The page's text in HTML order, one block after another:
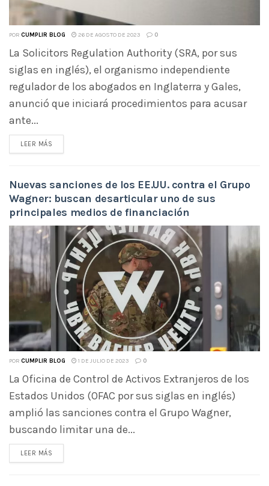
POR CUMPLIR BLOG 26 DE AGOSTO DE 2023 0
La Solicitors Regulation Authority (SRA, por sus
siglas en inglés), el organismo independiente
regulador de los abogados en Inglaterra y Gales,
anunció que iniciará procedimientos para acusar
ante...
LEER MÁS
Nuevas sanciones de los EE.UU. contra el Grupo
Wagner: buscan desarticular uno de sus
principales medios de financiación
POR CUMPLIR BLOG 1 DE JULIO DE 2023 0
La Oficina de Control de Activos Extranjeros de los
Estados Unidos (OFAC por sus siglas en inglés)
amplió las sanciones contra el Grupo Wagner,
buscando limitar una de...
LEER MÁS